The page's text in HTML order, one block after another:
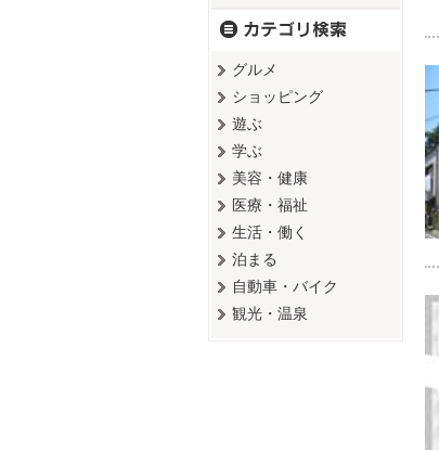
グルメ
ショッピング
遊ぶ
学ぶ
美容・健康
医療・福祉
生活・働く
泊まる
自動車・バイク
観光・温泉